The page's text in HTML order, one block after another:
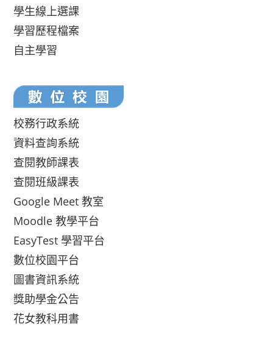
學生線上選課
學習歷程檔案
自主學習
校務行政系統
資料查詢系統
查閱教師課表
查閱班級課表
Google Meet 教室
Moodle 教學平台
EasyTest 學習平台
數位校園平台
圖書資訊系統
獎助學金公告
花女教科用書